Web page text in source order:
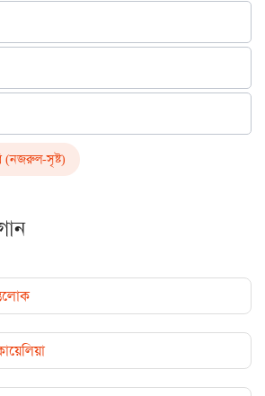
(নজরুল-সৃষ্ট)